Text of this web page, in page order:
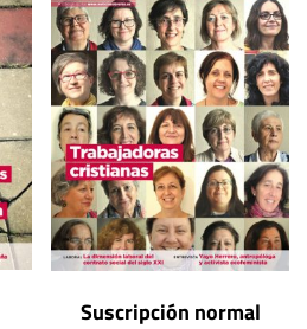
Suscripción normal